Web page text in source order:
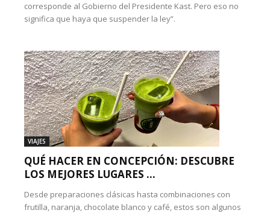
corresponde al Gobierno del Presidente Kast. Pero eso no
significa que haya que suspender la ley”.
VIAJES
QUÉ HACER EN CONCEPCIÓN: DESCUBRE
LOS MEJORES LUGARES ...
Desde preparaciones clásicas hasta combinaciones con
frutilla, naranja, chocolate blanco y café, estos son algunos